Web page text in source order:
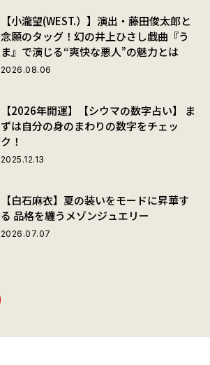
【小瀧望(WEST.）】演出・藤田俊太郎と
念願のタッグ！幻の井上ひさし戯曲『う
ま』で演じる“爽快な悪人”の魅力とは
2026.08.06
【2026年開運】【シウマの数字占い】 ま
ずは自分の身のまわりの数字をチェッ
ク！
2025.12.13
【白石麻衣】夏の装いをモードに昇華す
る 品格を纏うメゾンジュエリー
2026.07.07